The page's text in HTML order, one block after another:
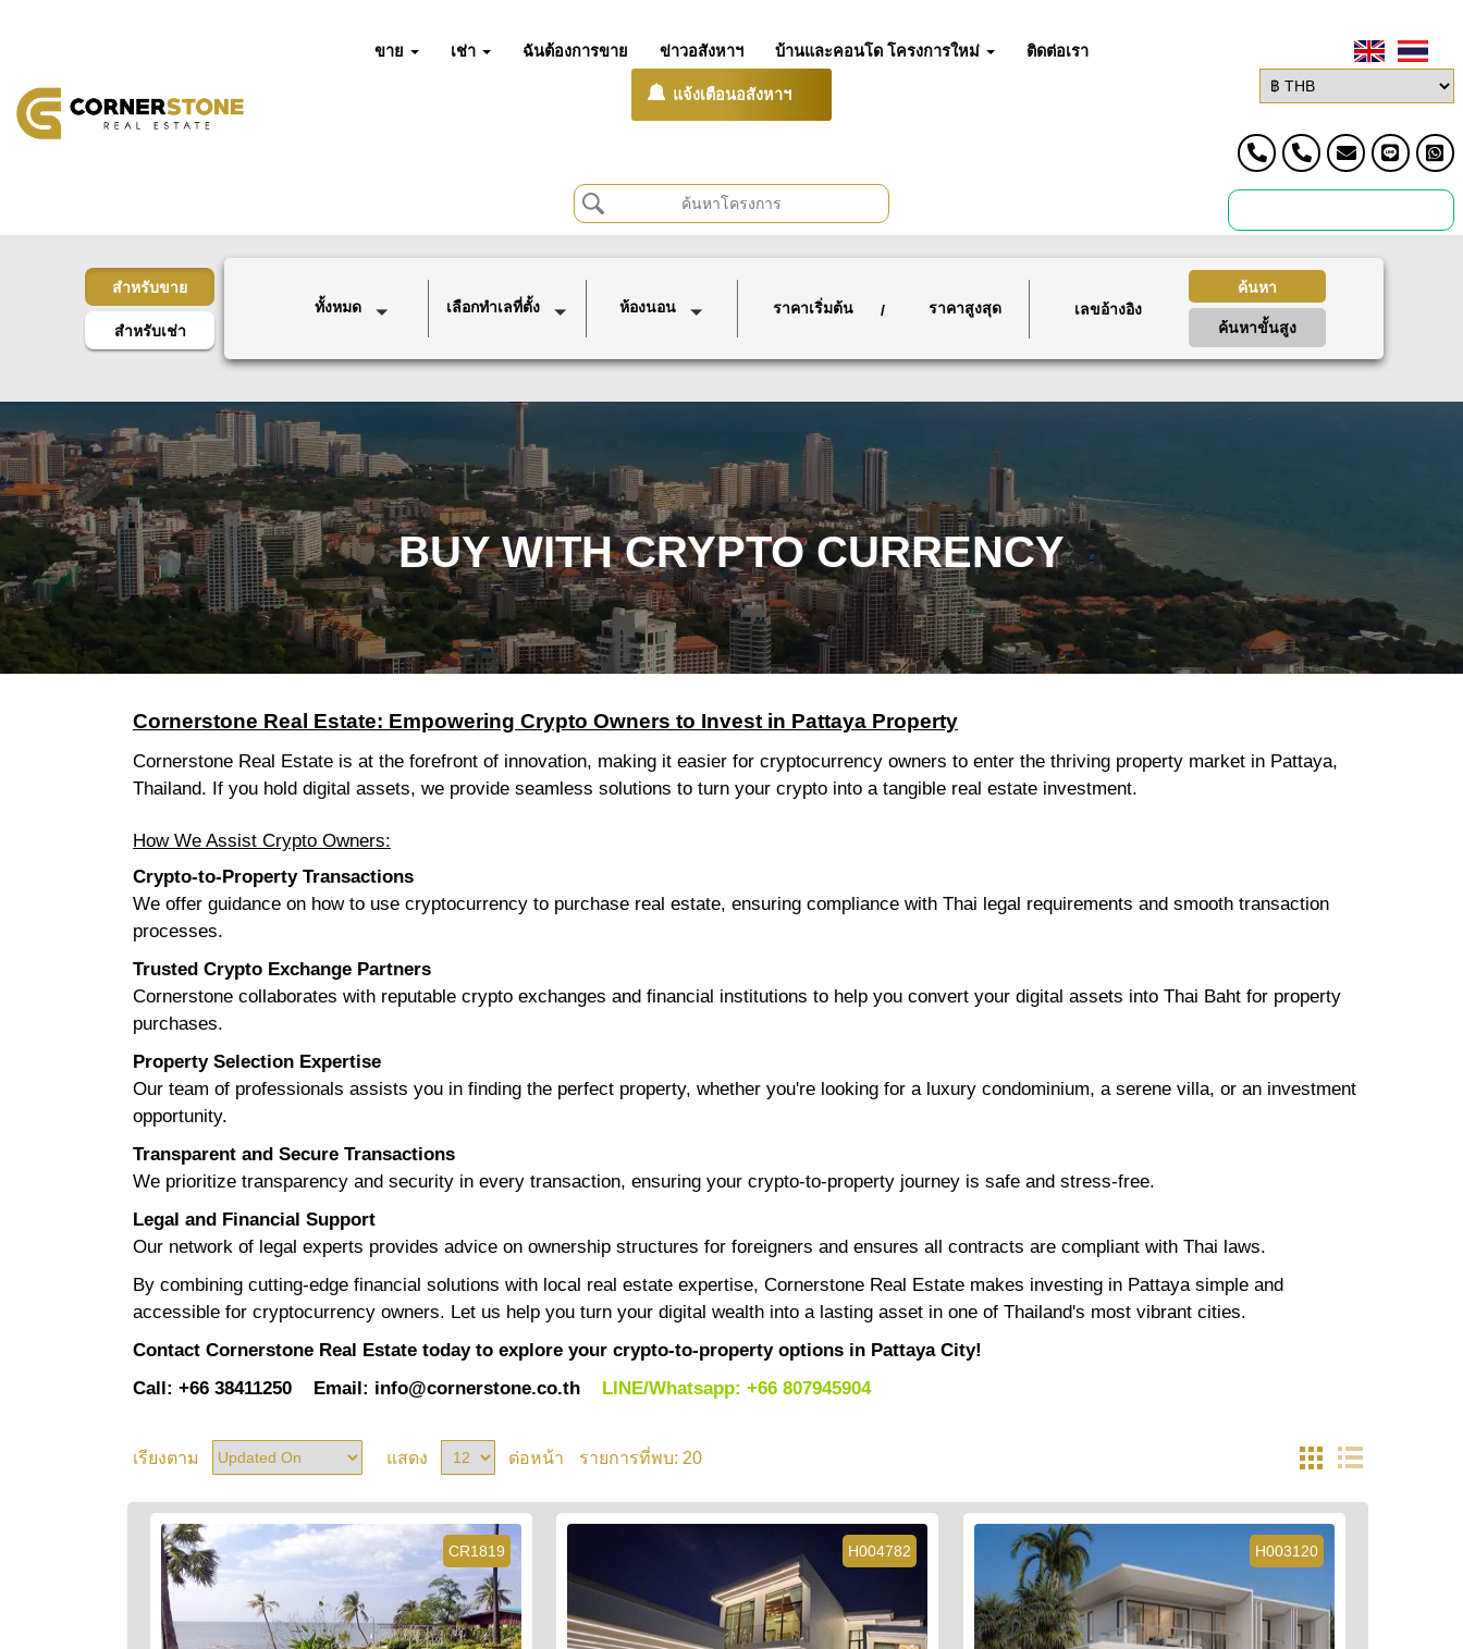
ขาย เช่า ฉันต้องการขาย ข่าวอสังหาฯ บ้านและคอนโด โครงการใหม่ ติดต่อเรา
แจ้งเตือนอสังหาฯ
สำหรับขาย
สำหรับเช่า
ทั้งหมด เลือกทำเลที่ตั้ง ห้องนอน ราคาเริ่มต้น / ราคาสูงสุด
ค้นหา
ค้นหาขั้นสูง
BUY WITH CRYPTO CURRENCY
Cornerstone Real Estate: Empowering Crypto Owners to Invest in Pattaya Property
Cornerstone Real Estate is at the forefront of innovation, making it easier for cryptocurrency owners to enter the thriving property market in Pattaya,
Thailand. If you hold digital assets, we provide seamless solutions to turn your crypto into a tangible real estate investment.
How We Assist Crypto Owners:
Crypto-to-Property Transactions
We offer guidance on how to use cryptocurrency to purchase real estate, ensuring compliance with Thai legal requirements and smooth transaction
processes.
Trusted Crypto Exchange Partners
Cornerstone collaborates with reputable crypto exchanges and financial institutions to help you convert your digital assets into Thai Baht for property
purchases.
Property Selection Expertise
Our team of professionals assists you in finding the perfect property, whether you're looking for a luxury condominium, a serene villa, or an investment
opportunity.
Transparent and Secure Transactions
We prioritize transparency and security in every transaction, ensuring your crypto-to-property journey is safe and stress-free.
Legal and Financial Support
Our network of legal experts provides advice on ownership structures for foreigners and ensures all contracts are compliant with Thai laws.
By combining cutting-edge financial solutions with local real estate expertise, Cornerstone Real Estate makes investing in Pattaya simple and
accessible for cryptocurrency owners. Let us help you turn your digital wealth into a lasting asset in one of Thailand's most vibrant cities.
Contact Cornerstone Real Estate today to explore your crypto-to-property options in Pattaya City!
Call: +66 38411250 Email: info@cornerstone.co.th LINE/Whatsapp: +66 807945904
เรียงตาม แสดง ต่อหน้า รายการที่พบ: 20
CR1819 H004782 H003120